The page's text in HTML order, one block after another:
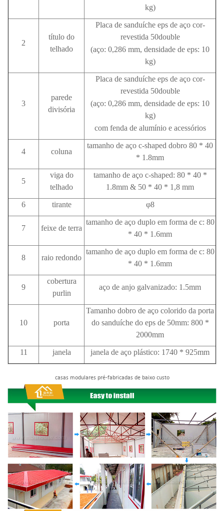
kg)
2
título do
telhado
Placa de sanduíche eps de aço cor-
revestida 50double
(aço: 0,286 mm, densidade de eps: 10
kg)
3
parede
divisória
Placa de sanduíche eps de aço cor-
revestida 50double
(aço: 0,286 mm, densidade de eps: 10
kg)
com fenda de alumínio e acessórios
4 coluna
tamanho de aço c-shaped dobro 80 * 40
* 1.8mm
5
viga do
telhado
tamanho de aço c-shaped: 80 * 40 *
1.8mm & 50 * 40 * 1,8 mm
6 tirante φ8
7 feixe de terra
tamanho de aço duplo em forma de c: 80
* 40 * 1.6mm
8 raio redondo
tamanho de aço duplo em forma de c: 80
* 40 * 1.6mm
9
cobertura
purlin
aço de anjo galvanizado: 1.5mm
10 porta
Tamanho dobro de aço colorido da porta
do sanduíche do eps de 50mm: 800 *
2000mm
11 janela janela de aço plástico: 1740 * 925mm
casas modulares pré-fabricadas de baixo custo